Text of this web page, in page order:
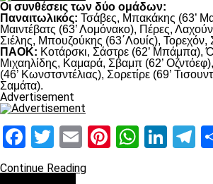
Οι συνθέσεις των δύο ομάδων:
Παναιτωλικός: Τσάβες, Μπακάκης (63’
Μαιντέβατς (63’ Λομόνακο), Πέρες,
Σιέλης, Μπουζούκης (63΄Λουίς), Τορεχόν,
ΠΑΟΚ: Κοτάρσκι, Σάστρε (62’ Μπάμπα),
Μιχαηλίδης, Καμαρά, Σβαμπ (62’
(46’ Κωνστσντέλιας), Σορετίρε (69’
Σαμάτα).
Advertisement
Facebook
Twitter
EmailPinterest
Continue Reading